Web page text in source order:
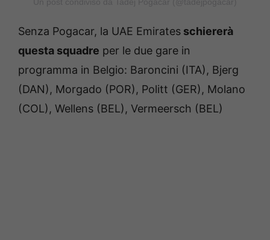
Senza Pogacar, la UAE Emirates schiererà
questa squadre per le due gare in
programma in Belgio: Baroncini (ITA), Bjerg
(DAN), Morgado (POR), Politt (GER), Molano
(COL), Wellens (BEL), Vermeersch (BEL)